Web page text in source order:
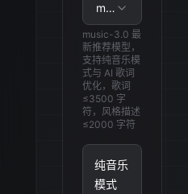
music-3.0
music-3.0 最
新推荐模型，
支持纯音乐模
式与 AI 歌词
优化，歌词
≤3500 字
符，风格描述
≤2000 字符
纯音乐
模式